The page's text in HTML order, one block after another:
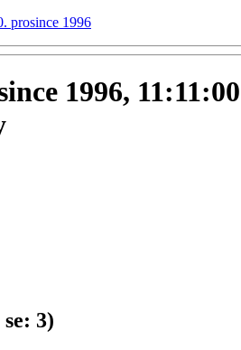
prosince 1996
1996, 11:11:00
3)